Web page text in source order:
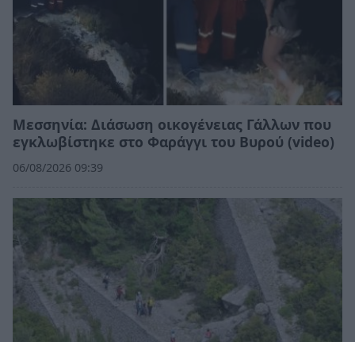
Μεσσηνία: Διάσωση οικογένειας Γάλλων που
εγκλωβίστηκε στο Φαράγγι του Βυρού (video)
06/08/2026 09:39